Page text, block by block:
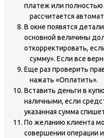
платеж или
рассчитается
В окне появятся
основной величины
откорректировать,
сумму». Если все
Еще раз проверить
нажать «Оплатить».
Вставить деньги в
наличными, если
указанная сумма
По желанию клиента
совершении операции